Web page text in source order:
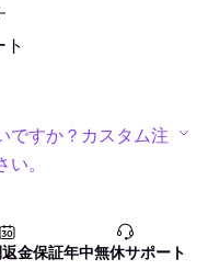
ですか？カスタム注
。
金保証年中無休サポート